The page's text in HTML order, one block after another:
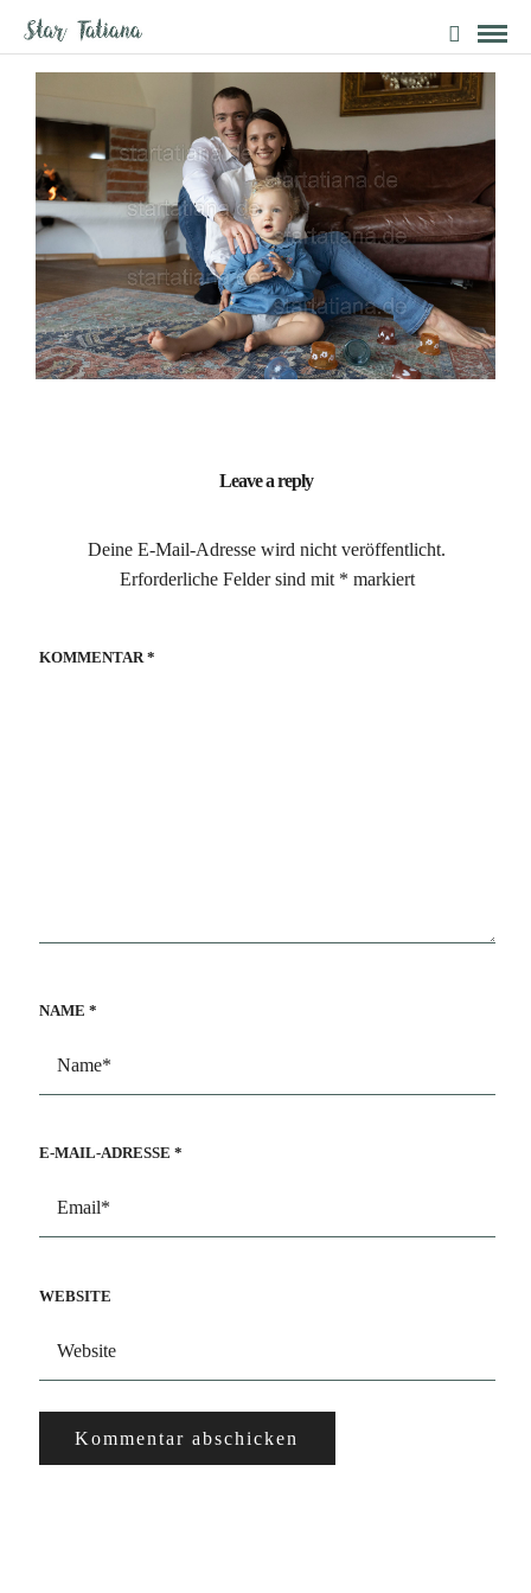
Leave a reply
Deine E-Mail-Adresse wird nicht veröffentlicht.
Erforderliche Felder sind mit * markiert
KOMMENTAR*
NAME *
E-MAIL-ADRESSE *
WEBSITE